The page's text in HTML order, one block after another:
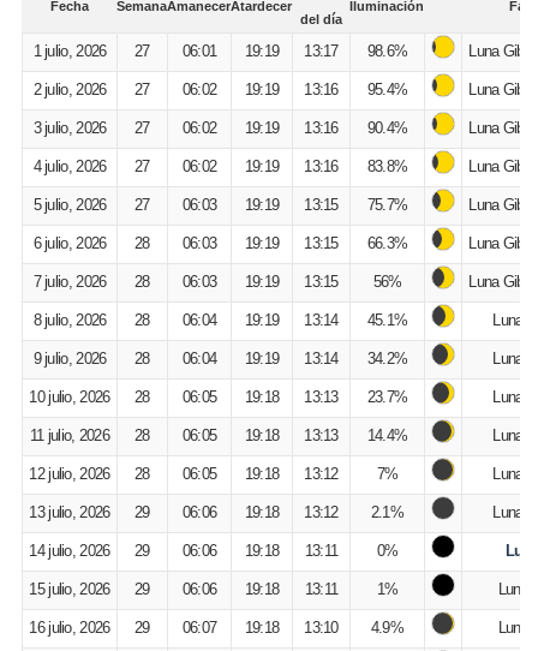
Fecha SemanaAmanecerAtardecer
del día
Iluminación
1 julio, 2026 27 06:01 19:19 13:17 98.6% Luna
2 julio, 2026 27 06:02 19:19 13:16 95.4% Luna
3 julio, 2026 27 06:02 19:19 13:16 90.4% Luna
4 julio, 2026 27 06:02 19:19 13:16 83.8% Luna
5 julio, 2026 27 06:03 19:19 13:15 75.7% Luna
6 julio, 2026 28 06:03 19:19 13:15 66.3% Luna
7 julio, 2026 28 06:03 19:19 13:15 56% Luna
8 julio, 2026 28 06:04 19:19 13:14 45.1% Luna
9 julio, 2026 28 06:04 19:19 13:14 34.2% Luna
10 julio, 2026 28 06:05 19:18 13:13 23.7% Luna
11 julio, 2026 28 06:05 19:18 13:13 14.4% Luna
12 julio, 2026 28 06:05 19:18 13:12 7% Luna
13 julio, 2026 29 06:06 19:18 13:12 2.1% Luna
14 julio, 2026 29 06:06 19:18 13:11 0%
15 julio, 2026 29 06:06 19:18 13:11 1% Luna
16 julio, 2026 29 06:07 19:18 13:10 4.9% Luna